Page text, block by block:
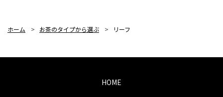
ホーム > お茶のタイプから選ぶ > リーフ
HOME